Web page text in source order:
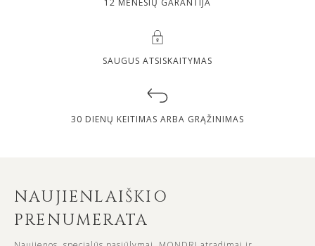
12 MĖNESIŲ GARANTIJA
SAUGUS ATSISKAITYMAS
30 DIENŲ KEITIMAS ARBA GRĄŽINIMAS
NAUJIENLAIŠKIO
PRENUMERATA